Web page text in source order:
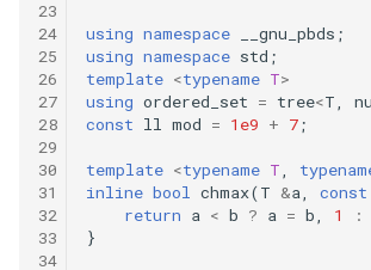
282
281
279
278
277
using namespace __gnu_pbds ;
using namespace std ;
template <typename T>
using ordered_set = tree<T,
const ll mod = 1e9 + 7;
template <typename T,
inline bool chmax(T &a, const
return a < b ? a = b, 1 :
}